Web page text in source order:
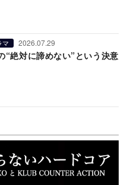
マ 2026.07.29
“絶対に諦めない”という決意